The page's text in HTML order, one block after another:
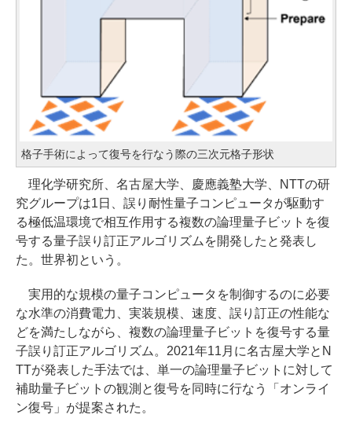
格子手術によって復号を行なう際の三次元格子形状
理化学研究所、名古屋大学、慶應義塾大学、NTTの研
究グループは1日、誤り耐性量子コンピュータが駆動す
る極低温環境で相互作用する複数の論理量子ビットを復
号する量子誤り訂正アルゴリズムを開発したと発表し
た。世界初という。
実用的な規模の量子コンピュータを制御するのに必要
な水準の消費電力、実装規模、速度、誤り訂正の性能な
どを満たしながら、複数の論理量子ビットを復号する量
子誤り訂正アルゴリズム。2021年11月に名古屋大学とN
TTが発表した手法では、単一の論理量子ビットに対して
補助量子ビットの観測と復号を同時に行なう「オンライ
ン復号」が提案された。